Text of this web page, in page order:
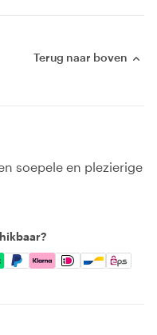
Terug naar boven
soepele en plezierige
Apple Pay, Google